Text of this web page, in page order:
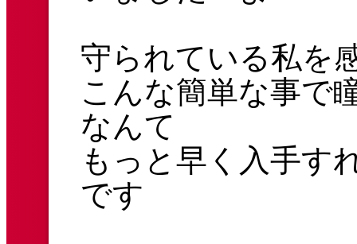
守られている私を
こんな簡単な事で
なんて
もっと早く入手す
です